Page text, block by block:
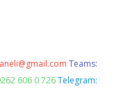
Teams:
606 0 726 Telegram: